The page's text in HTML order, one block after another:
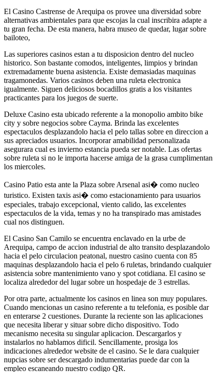
El Casino Castrense de Arequipa os provee una diversidad sobre
alternativas ambientales para que escojas la cual inscribira adapte a
tu gran fecha. De esta manera, habra museo de quedar, lugar sobre
bailoteo,
Las superiores casinos estan a tu disposicion dentro del nucleo
historico. Son bastante comodos, inteligentes, limpios y brindan
extremadamente buena asistencia. Existe demasiadas maquinas
tragamonedas. Varios casinos deben una ruleta electronica
igualmente. Siguen deliciosos bocadillos gratis a los visitantes
practicantes para los juegos de suerte.
Deluxe Casino esta ubicado referente a la monopolio ambito bike
city y sobre negocios sobre Cayma. Brinda las excelentes
espectaculos desplazandolo hacia el pelo tallas sobre en direccion a
sus apreciados usuarios. Incorporar amabilidad personalizada
asegurara cual es invierno estancia pueda ser notable. Las ofertas
sobre ruleta si no le importa hacerse amiga de la grasa cumplimentan
los miercoles.
Casino Patio esta ante la Plaza sobre Arsenal asi� como nucleo
turistico. Existen taxis asi� como estacionamiento para usuarios
especiales, trabajo excepcional, viento calido, las excelentes
espectaculos de la vida, temas y no ha transpirado mas amistades
cual nos distinguen.
El Casino San Camilo se encuentra enclavado en la urbe de
Arequipa, campo de accion industrial de alto transito desplazandolo
hacia el pelo circulacion peatonal, nuestro casino cuenta con 85
maquinas desplazandolo hacia el pelo 6 ruletas, brindando cualquier
asistencia sobre mantenimiento vano y spot cotidiana. El casino se
localiza alrededor del lugar sobre un hospedaje de 3 estrellas.
Por otra parte, actualmente los casinos en linea son muy populares.
Cuando mencionas un casino referente a tu telefonia, es posible dar
en enterarse 2 cuestiones. Durante la reciente son las aplicaciones
que necesita liberar y situar sobre dicho dispositivo. Todo
mecanismo necesita su singular aplicacion. Descargarlos y
instalarlos no hablamos dificil. Sencillamente, prosiga los
indicaciones alrededor website de el casino. Se le dara cualquier
nupcias sobre ser descargado indumentarias puede dar con la
empleo escaneando nuestro codigo QR.